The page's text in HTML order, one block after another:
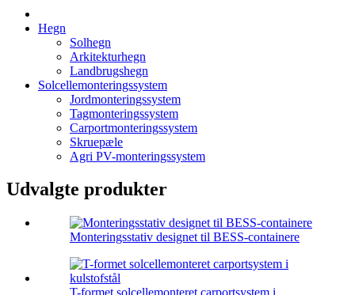
Hegn
Solhegn
Arkitekturhegn
Landbrugshegn
Solcellemonteringssystem
Jordmonteringssystem
Tagmonteringssystem
Carportmonteringssystem
Skruepæle
Agri PV-monteringssystem
Udvalgte produkter
Monteringsstativ designet til BESS-containere